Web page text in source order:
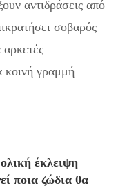
αντιδράσεις από
σοβαρός
κοινή γραμμή
έκλειψη
ποια ζώδια θα